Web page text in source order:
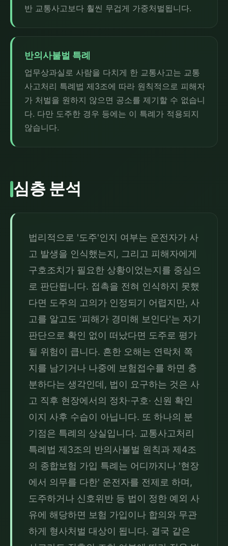
반 교통사고보다 훨씬 무겁게 가중처벌됩니다.
반의사불벌 특례
업무상과실로 사람을 다치게 한 교통사고는 교통
사고처리 특례법 제3조에 따라 원칙적으로 피해자
가 처벌을 원하지 않으면 공소를 제기할 수 없습니
다. 다만 도주한 경우 등에는 이 특례가 적용되지
않습니다.
심층 분석
법리적으로 '도주'인지 여부는 운전자가 사
고 발생을 인식했는지, 그리고 피해자에게
구호조치가 필요한 상황이었는지를 중심으
로 판단됩니다. 접촉을 전혀 인식하지 못했
다면 도주의 고의가 인정되기 어렵지만, 사
고를 알고도 '피해가 경미해 보인다'는 자기
판단으로 확인 없이 떠났다면 도주로 평가
될 위험이 큽니다. 흔한 오해는 연락처 쪽
지를 남기거나 나중에 보험접수를 하면 충
분하다는 생각인데, 법이 요구하는 것은 사
고 직후 현장에서의 정차·구호· 신원 확인
이지 사후 수습이 아닙니다. 또 하나의 분
기점은 특례의 상실입니다. 교통사고처리
특례법 제3조의 반의사불벌 원칙과 제4조
의 종합보험 가입 특례는 어디까지나 '현장
에서 의무를 다한' 운전자를 전제로 하며,
도주하거나 신호위반 등 법이 정한 예외 사
유에 해당하면 보험 가입이나 합의와 무관
하게 형사처벌 대상이 됩니다. 결국 같은